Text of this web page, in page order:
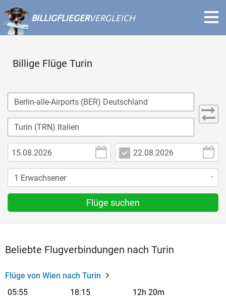
BILLIGFLIEGERVERGLEICH
Billige Flüge Turin
Flüge suchen
Beliebte Flugverbindungen nach Turin
Flüge von Wien nach Turin
05:55
18:15 12h 20m